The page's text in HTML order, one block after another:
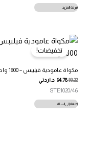
قراءة المزيد
تخفيضات!
مكواة عامودية فيليبس – 1800 واط
93.22
64.78 د.اردني
STE1020/46
إضافة إلى السلة